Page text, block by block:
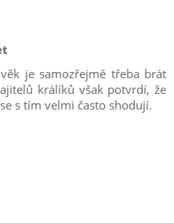
je samozřejmě třeba brát
králíků však potvrdí, že
s tím velmi často shodují.